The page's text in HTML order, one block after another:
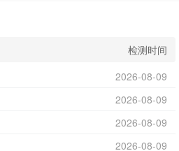
检测时间
2026-08-09
2026-08-09
2026-08-09
2026-08-09